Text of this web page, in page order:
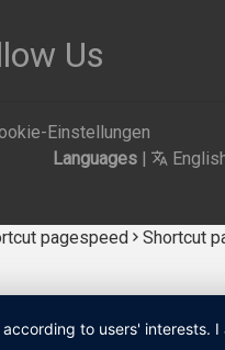
Us
Einstellungen
Languages |
pagespeed
Shortcut
to users' interests. I